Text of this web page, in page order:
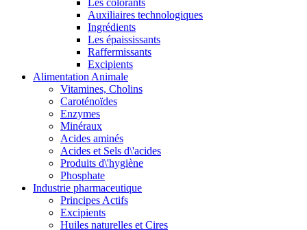
Les colorants
Auxiliaires technologiques
Ingrédients
Les épaississants
Raffermissants
Excipients
Alimentation Animale
Vitamines, Cholins
Caroténoïdes
Enzymes
Minéraux
Acides aminés
Acides et Sels d\'acides
Produits d\'hygiène
Phosphate
Industrie pharmaceutique
Principes Actifs
Excipients
Huiles naturelles et Cires